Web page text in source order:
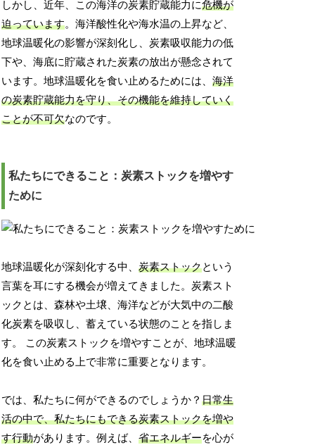
しかし、近年、この海洋の炭素貯蔵能力に危機が
迫っています。海洋酸性化や海水温の上昇など、
地球温暖化の影響が深刻化し、炭素吸収能力の低
下や、海底に貯蔵された炭素の放出が懸念されて
います。地球温暖化を食い止めるためには、海洋
の炭素貯蔵能力を守り、その機能を維持していく
ことが不可欠なのです。
私たちにできること：炭素ストックを増やす
ために
地球温暖化が深刻化する中、炭素ストックという
言葉を耳にする機会が増えてきました。炭素スト
ックとは、森林や土壌、海洋などが大気中の二酸
化炭素を吸収し、蓄えている状態のことを指しま
す。 この炭素ストックを増やすことが、地球温暖
化を食い止める上で非常に重要となります。
では、私たちに何ができるのでしょうか？日常生
活の中で、私たちにもできる炭素ストックを増や
す行動があります。例えば、省エネルギーを心が